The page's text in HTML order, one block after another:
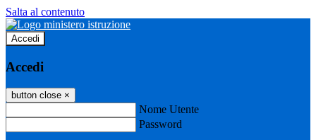
Salta al contenuto
Accedi
Accedi
button close ×
Nome Utente
Password